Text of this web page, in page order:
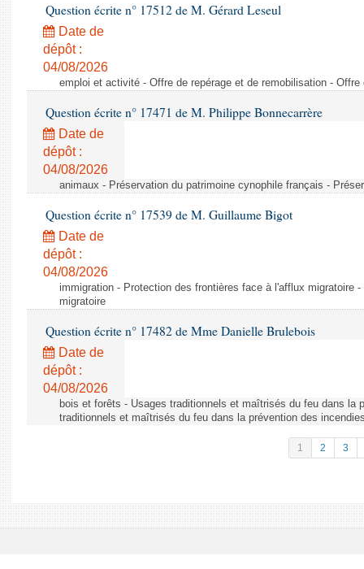
Question écrite n° 17512 de M. Gérard Leseul
Date de
dépôt :
04/08/2026
emploi et activité - Offre de repérage et de remobilisation -
Question écrite n° 17471 de M. Philippe Bonnecarrère
Date de
dépôt :
04/08/2026
animaux - Préservation du patrimoine cynophile français -
Question écrite n° 17539 de M. Guillaume Bigot
Date de
dépôt :
04/08/2026
immigration - Protection des frontières face à l'afflux migratoire
migratoire
Question écrite n° 17482 de Mme Danielle Brulebois
Date de
dépôt :
04/08/2026
bois et forêts - Usages traditionnels et maîtrisés du feu dans la
traditionnels et maîtrisés du feu dans la prévention des
1 2 3